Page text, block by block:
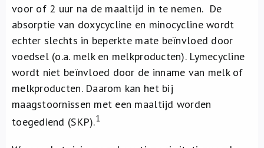
voor of 2 uur na de maaltijd in te nemen. De
absorptie van doxycycline en minocycline wordt
echter slechts in beperkte mate beïnvloed door
voedsel (o.a. melk en melkproducten). Lymecycline
wordt niet beïnvloed door de inname van melk of
melkproducten. Daarom kan het bij
maagstoornissen met een maaltijd worden
toegediend (SKP).1